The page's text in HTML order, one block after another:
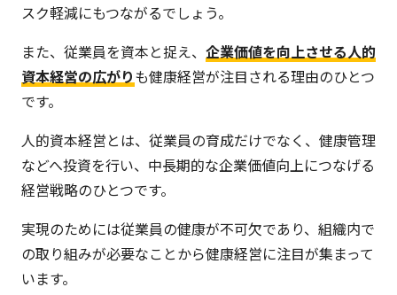
スク軽減にもつながるでしょう。
また、従業員を資本と捉え、 企業価値を向上させる人的
資本経営の広がりも健康経営が注目される理由のひとつ
です。
人的資本経営とは、従業員の育成だけでなく、健康管理
などへ投資を行い、中長期的な企業価値向上につなげる
経営戦略のひとつです。
実現のためには従業員の健康が不可欠であり、組織内で
の取り組みが必要なことから健康経営に注目が集まって
います。